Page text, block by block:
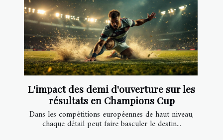
L'impact des demi d'ouverture sur les
résultats en Champions Cup
Dans les compétitions européennes de haut niveau,
chaque détail peut faire basculer le destin...